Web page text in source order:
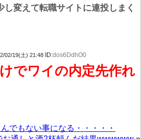
し変えて転職サイトに連投しまく
02/19(土) 21:48 ID:dos6DdhO0
でワイの内定先作れ
でもない事になる・・・・・